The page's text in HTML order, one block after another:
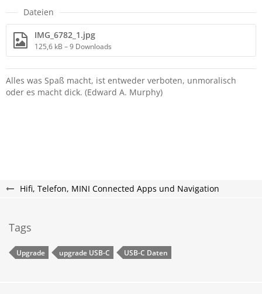
Dateien
IMG_6782_1.jpg
125,6 kB – 9 Downloads
Alles was Spaß macht, ist entweder verboten, unmoralisch
oder es macht dick. (Edward A. Murphy)
Hifi, Telefon, MINI Connected Apps und Navigation
Tags
Upgrade upgrade USB-C USB-C Daten